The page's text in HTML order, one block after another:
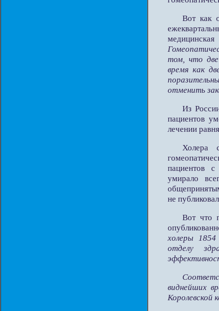
Вот как
том, что две
время как
отменить
Из
пациентов
лечении
Холера
пациентов с
умирало
не
Вот что
холеры
отделу
виднейших
Королевской